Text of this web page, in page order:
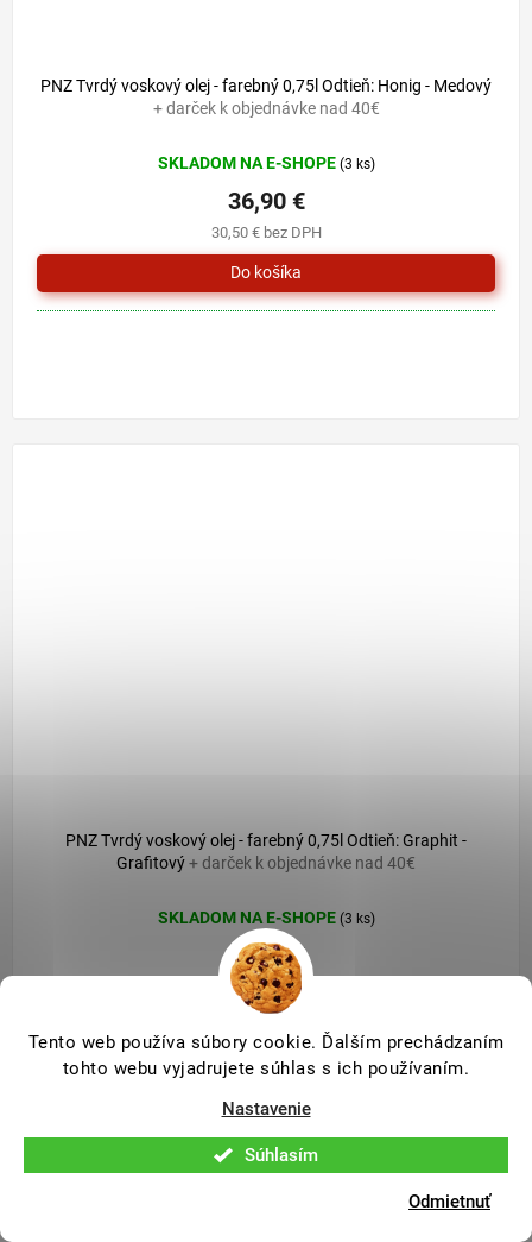
Tento web používa súbory cookie. Ďalším prechádzaním
tohto webu vyjadrujete súhlas s ich používaním.
Nastavenie
Odmietnuť
Súhlasím
PNZ Tvrdý voskový olej - farebný 0,75l Odtieň: Honig - Medový
+ darček k objednávke nad 40€
SKLADOM NA E-SHOPE (3 ks)
30,50 € bez DPH
36,90 €
PNZ Tvrdý voskový olej - farebný 0,75l Odtieň: Graphit -
Grafitový+ darček k objednávke nad 40€
SKLADOM NA E-SHOPE (3 ks)
30,50 € bez DPH
36,90 €